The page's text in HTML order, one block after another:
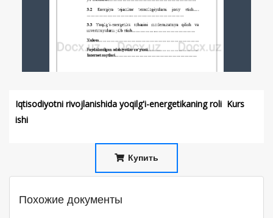
Iqtisodiyotni rivojlanishida yoqilg'i-energetikaning roli Kurs
ishi
Купить
Похожие документы